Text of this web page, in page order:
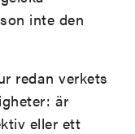
inte den
redan verkets
är
eller ett